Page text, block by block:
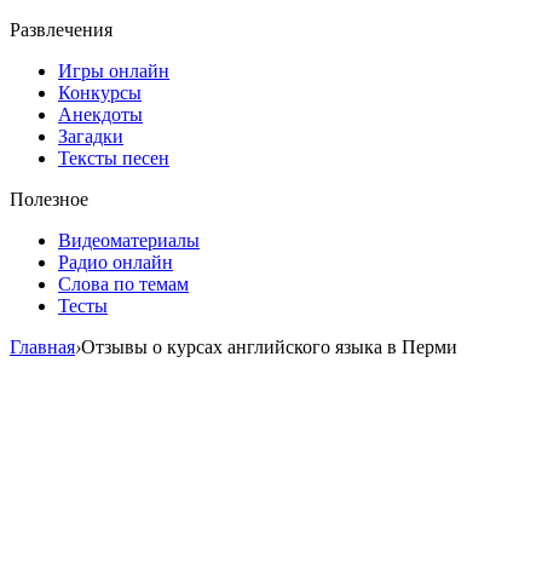
Развлечения
Игры онлайн
Конкурсы
Анекдоты
Загадки
Тексты песен
Полезное
Видеоматериалы
Радио онлайн
Слова по темам
Тесты
Главная›Отзывы о курсах английского языка в Перми